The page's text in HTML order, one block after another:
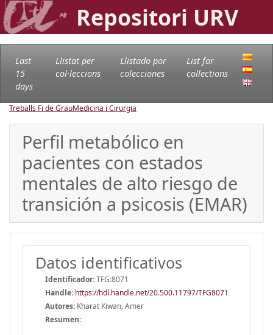
Repositori URV
Last
15
days
Llistat per
col·leccions
Llistado por
colecciones
List for
collections
Treballs Fi de GrauMedicina i Cirurgia
Perfil metabólico en
pacientes con estados
mentales de alto riesgo de
transición a psicosis (EMAR)
Datos identificativos
Identificador:TFG:8071
Handle: https://hdl.handle.net/20.500.11797/TFG8071
Autores: Kharat Kiwan, Amer
Resumen: